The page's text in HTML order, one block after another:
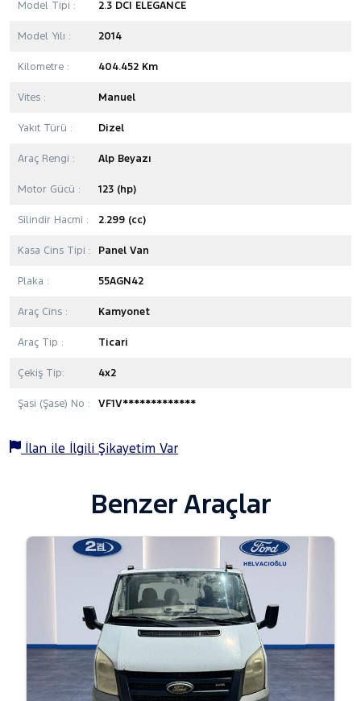
Model Tipi : 2.3 DCI ELEGANCE
Model Yılı : 2014
Kilometre : 404.452 Km
Vites : Manuel
Yakıt Türü : Dizel
Araç Rengi : Alp Beyazı
Motor Gücü : 123 (hp)
Silindir Hacmi : 2.299 (cc)
Kasa Cins Tipi : Panel Van
Plaka : 55AGN42
Araç Cins : Kamyonet
Araç Tip : Ticari
Çekiş Tip: 4x2
Şasi (Şase) No : VF1V*************
İlan ile İlgili Şikayetim Var
Benzer Araçlar